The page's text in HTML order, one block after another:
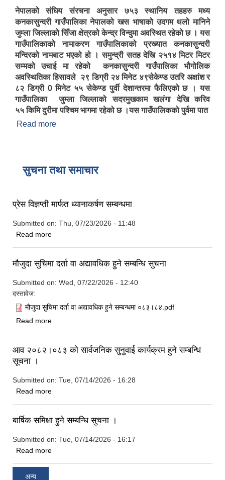
नेपालको संघिय संरचना अनुसार ७५३ स्थानिय तहहरु मध्य
कनकासुन्दरी गाउँपालिका नेपालको खस भाषाको उदगम थलो मानिने
जुम्ला जिल्लाको सिँजा क्षेत्रको केन्द्र विन्दुमा अवस्थित रहेको छ । यस
गाउँपालिकाको नामाकरण गाउँपालिकाको प्रख्यात कनकासुन्दरी
मन्दिरको नामबाट भएको हो । समुन्द्री सतह देखि २५१४ मिटर मिटर
सम्मको उचाई मा रहेको कनकासुन्दरी गाउँपालिका भौगोलिक
अवस्थितिका हिसावले २९ डिग्री २४ मिनेट ४९सेकेण्ड उतरि अक्षांश र
८२ डिग्री 0 मिनेट ५५ सेकेण्ड पुर्वी देशान्तरमा फैलिएको छ । यस
गाउँपालिका जुम्ला जिल्लाको सदरमुखकाम खलंगा देखि करिव
५५ किमि दुरीमा पश्चिम भागमा रहेको छ ।यस गाउँपालिकको पुर्वमा पात
Read more
सुचना तथा समाचार
प्रेस विज्ञप्ती मार्फत ध्यानाकर्षण सम्बन्धमा
Submitted on: Thu, 07/23/2026 - 11:48
Read more
मौजुदा सुचिमा दर्ता वा अद्यावधिक हुने सम्बन्धि सुचना
Submitted on: Wed, 07/22/2026 - 12:40
दस्तावेज:
मौजुदा सुचिमा दर्ता वा अद्यावधिक हुने सम्बन्धमा ०८३।८४.pdf
Read more
आव २०८२।०८३ को सार्वजनिक सुनुवाई कार्यक्रम हुने सम्बन्धि
सूचना ।
Submitted on: Tue, 07/14/2026 - 16:28
Read more
बार्षिक समिक्षा हुने सम्बन्धि सुचना ।
Submitted on: Tue, 07/14/2026 - 16:17
Read more
अन्य